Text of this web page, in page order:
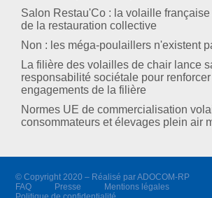
Salon Restau'Co : la volaille
de la restauration collective
Non : les méga-poulaillers n'existent
La filière des volailles de chair lance
responsabilité sociétale pour
engagements de la filière
Normes UE de commercialisation
consommateurs et élevages plein air
© Copyright 2020 – Réalisé par ADOCOM-RP
FAQ
Presse
Mentions légales